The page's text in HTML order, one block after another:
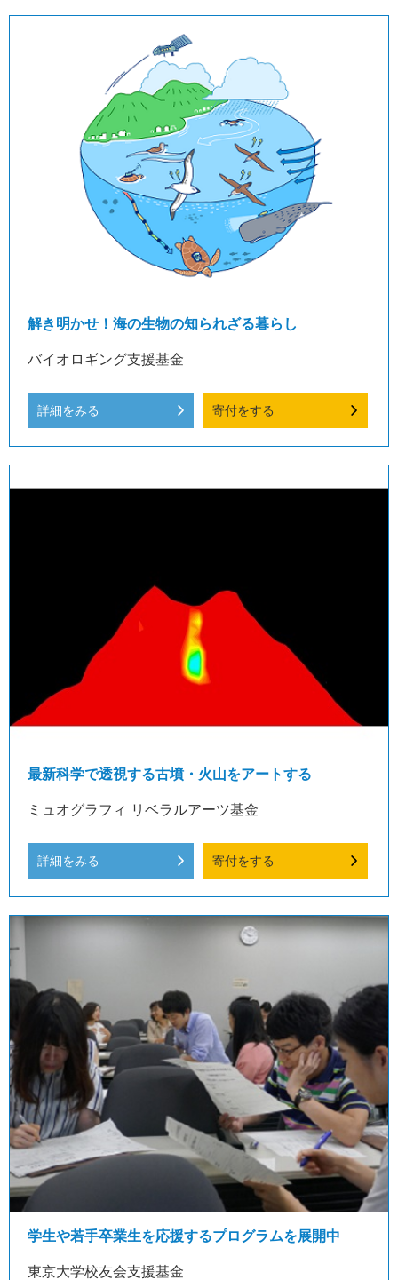
解き明かせ！海の生物の知られざる暮らし
バイオロギング支援基金
詳細をみる 寄付をする
最新科学で透視する古墳・火山をアートする
ミュオグラフィ リベラルアーツ基金
詳細をみる 寄付をする
学生や若手卒業生を応援するプログラムを展開中
東京大学校友会支援基金